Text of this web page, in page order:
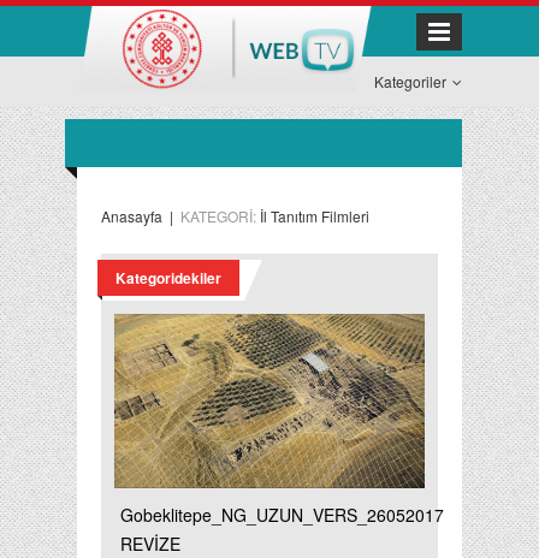
Kategoriler
Anasayfa | KATEGORİ: İl Tanıtım Filmleri
Kategoridekiler
Gobeklitepe_NG_UZUN_VERS_26052017
REVİZE